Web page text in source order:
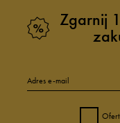
Zgarnij
Adres e-mail